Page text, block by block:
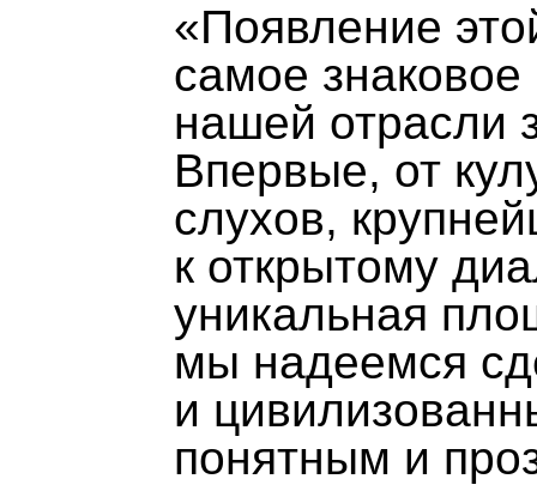
«Появление
самое
нашей отрасли
Впервые, от
слухов,
к открытому
уникальная
мы надеемся
и
понятным и